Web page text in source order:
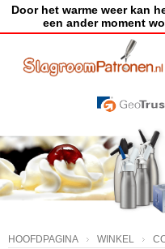
Door het warme weer kan
een ander moment
HOOFDPAGINA WINKEL